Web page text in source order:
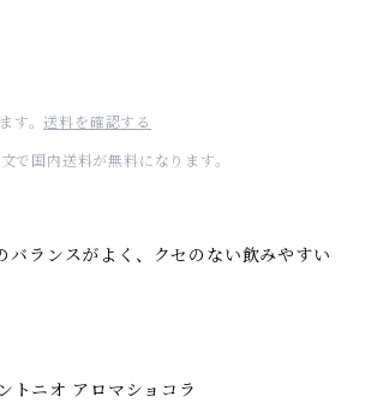
す。送料を確認する
で国内送料が無料になります。
バランスがよく、クセのない飲みやすい
トニオ アロマショコラ